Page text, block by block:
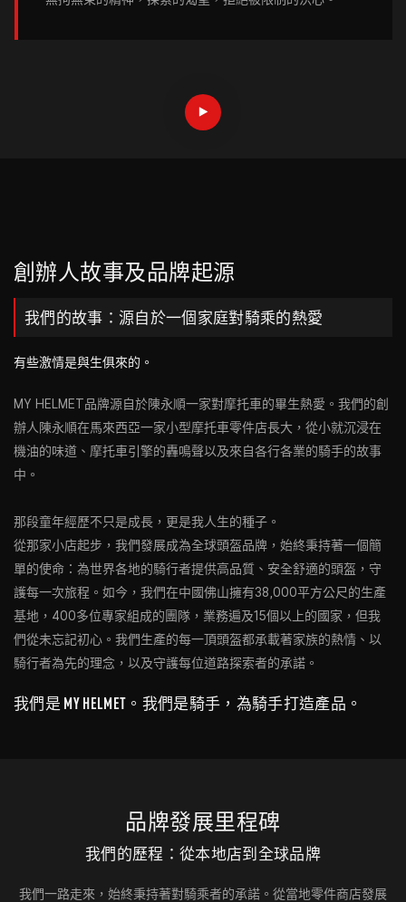
創辦人故事及品牌起源
我們的故事：源自於一個家庭對騎乘的熱愛
有些激情是與生俱來的。
MY HELMET品牌源自於陳永順一家對摩托車的畢生熱愛。我們的創
辦人陳永順在馬來西亞一家小型摩托車零件店長大，從小就沉浸在
機油的味道、摩托車引擎的轟鳴聲以及來自各行各業的騎手的故事
中。
那段童年經歷不只是成長，更是我人生的種子。
從那家小店起步，我們發展成為全球頭盔品牌，始終秉持著一個簡
單的使命：為世界各地的騎行者提供高品質、安全舒適的頭盔，守
護每一次旅程。如今，我們在中國佛山擁有38,000平方公尺的生產
基地，400多位專家組成的團隊，業務遍及15個以上的國家，但我
們從未忘記初心。我們生產的每一頂頭盔都承載著家族的熱情、以
騎行者為先的理念，以及守護每位道路探索者的承諾。
我們是 MY HELMET。我們是騎手，為騎手打造產品。
品牌發展里程碑
我們的歷程：從本地店到全球品牌
我們一路走來，始終秉持著對騎乘者的承諾。從當地零件商店發展